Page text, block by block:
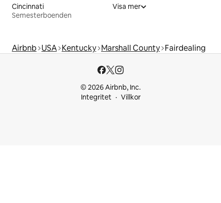
Cincinnati
Semesterboenden
Visa mer
Airbnb USA Kentucky Marshall County Fairdealing
© 2026 Airbnb, Inc.
Integritet
Villkor